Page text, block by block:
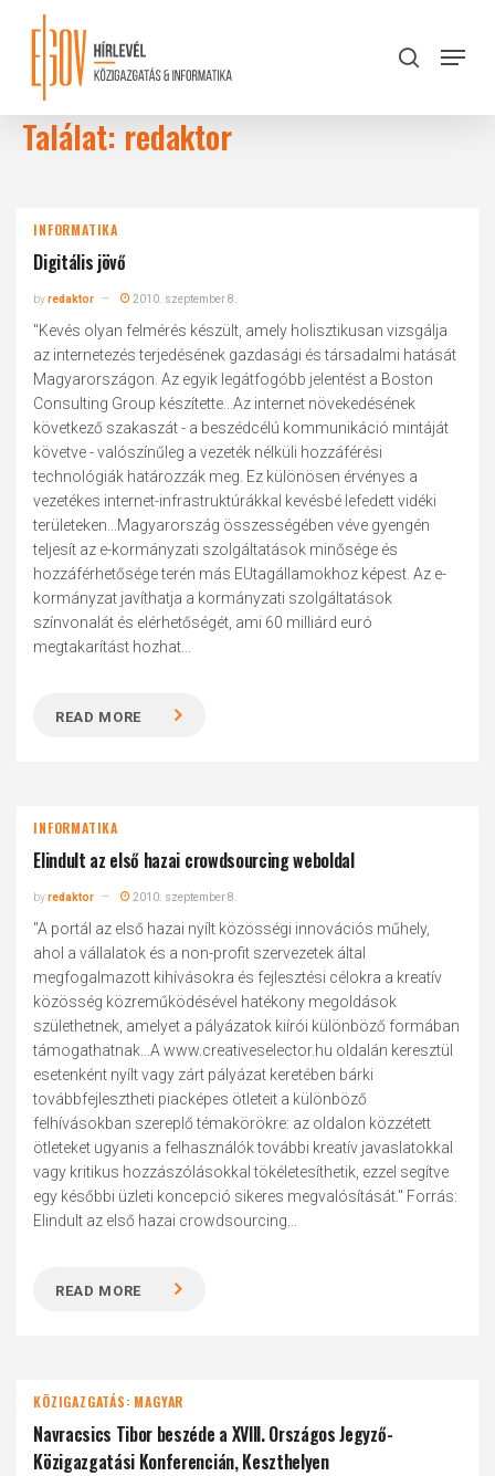
content
search
Menu
Találat: redaktor
INFORMATIKA
Digitális jövő
byredaktor 2010. szeptember 8.
"Kevés olyan felmérés készült, amely holisztikusan vizsgálja
az internetezés terjedésének gazdasági és társadalmi hatását
Magyarországon. Az egyik legátfogóbb jelentést a Boston
Consulting Group készítette...Az internet növekedésének
következő szakaszát - a beszédcélú kommunikáció mintáját
követve - valószínűleg a vezeték nélküli hozzáférési
technológiák határozzák meg. Ez különösen érvényes a
vezetékes internet-infrastruktúrákkal kevésbé lefedett vidéki
területeken...Magyarország összességében véve gyengén
teljesít az e-kormányzati szolgáltatások minősége és
hozzáférhetősége terén más EUtagállamokhoz képest. Az e-
kormányzat javíthatja a kormányzati szolgáltatások
színvonalát és elérhetőségét, ami 60 milliárd euró
megtakarítást hozhat...
READ MORE
INFORMATIKA
Elindult az első hazai crowdsourcing weboldal
byredaktor 2010. szeptember 8.
"A portál az első hazai nyílt közösségi innovációs műhely,
ahol a vállalatok és a non-profit szervezetek által
megfogalmazott kihívásokra és fejlesztési célokra a kreatív
közösség közreműködésével hatékony megoldások
születhetnek, amelyet a pályázatok kiírói különböző formában
támogathatnak...A www.creativeselector.hu oldalán keresztül
esetenként nyílt vagy zárt pályázat keretében bárki
továbbfejlesztheti piacképes ötleteit a különböző
felhívásokban szereplő témakörökre: az oldalon közzétett
ötleteket ugyanis a felhasználók további kreatív javaslatokkal
vagy kritikus hozzászólásokkal tökéletesíthetik, ezzel segítve
egy későbbi üzleti koncepció sikeres megvalósítását." Forrás:
Elindult az első hazai crowdsourcing...
READ MORE
KÖZIGAZGATÁS: MAGYAR
Navracsics Tibor beszéde a XVIII. Országos Jegyző-
Közigazgatási Konferencián, Keszthelyen
Close